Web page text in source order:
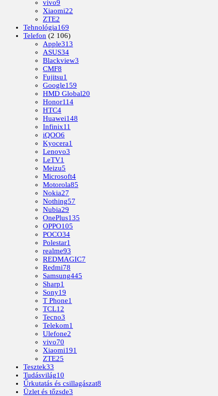
vivo9
Xiaomi22
ZTE2
Tehnológia169
Telefon (2 106)
Apple313
ASUS34
Blackview3
CMF8
Fujitsu1
Google159
HMD Global20
Honor114
HTC4
Huawei148
Infinix11
iQOO6
Kyocera1
Lenovo3
LeTV1
Meizu5
Microsoft4
Motorola85
Nokia27
Nothing57
Nubia29
OnePlus135
OPPO105
POCO34
Polestar1
realme93
REDMAGIC7
Redmi78
Samsung445
Sharp1
Sony19
T Phone1
TCL12
Tecno3
Telekom1
Ulefone2
vivo70
Xiaomi191
ZTE25
Tesztek33
Tudásvilág10
Űrkutatás és csillagászat8
Üzlet és tőzsde3